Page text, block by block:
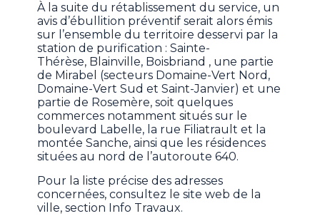
À la suite du rétablissement du service, un
avis d’ébullition préventif serait alors émis
sur l’ensemble du territoire desservi par la
station de purification : Sainte-
Thérèse, Blainville, Boisbriand , une partie
de Mirabel (secteurs Domaine-Vert Nord,
Domaine-Vert Sud et Saint-Janvier) et une
partie de Rosemère, soit quelques
commerces notamment situés sur le
boulevard Labelle, la rue Filiatrault et la
montée Sanche, ainsi que les résidences
situées au nord de l’autoroute 640.
Pour la liste précise des adresses
concernées, consultez le site web de la
ville, section Info Travaux.